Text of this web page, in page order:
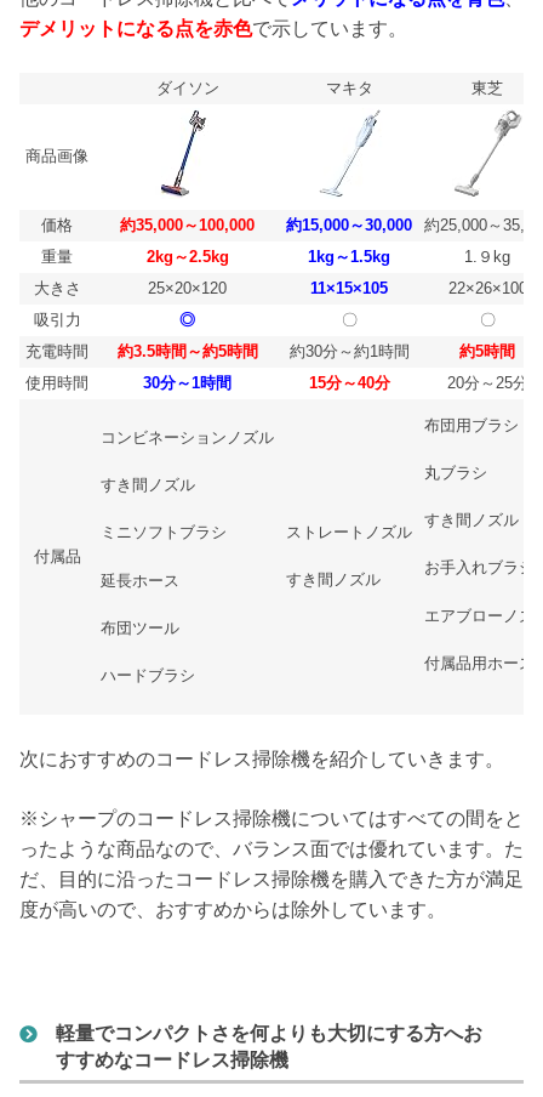
デメリットになる点を赤色で示しています。
ダイソン マキタ 東芝
商品画像
価格 約35,000～100,000 約15,000～30,000
約25,000～
重量
2kg～2.5kg 1kg～1.5kg
1.９kg
大きさ
25×20×120 11×15×105
22×26×100
吸引力
◎ 〇
〇
充電時間
約3.5時間～約5時間 約30分～約1時間
約5時間
使用時間
30分～1時間 15分～40分 20分～25分
付属品
コンビネーションノズル
すき間ノズル
ミニソフトブラシ
延長ホース
布団ツール
ハードブラシ
ストレートノズル
すき間ノズル
布団用ブラシ
丸ブラシ
すき間ノズル
お手入れブラシ
エアブローノズ
付属品用ホース
次におすすめのコードレス掃除機を紹介していきます。
※シャープのコードレス掃除機についてはすべての間をと
ったような商品なので、バランス面では優れています。た
だ、目的に沿ったコードレス掃除機を購入できた方が満足
度が高いので、おすすめからは除外しています。
軽量でコンパクトさを何よりも大切にする方へお
すすめなコードレス掃除機